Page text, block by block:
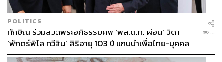
POLITICS
ทักษิณ ร่วมสวดพระอภิธรรมศพ ‘พล.ต.ท. ผ่อน’ บิดา
‘พักตร์พิไล ทวีสิน’ สิริอายุ 103 ปี แกนนำเพื่อไทย-บุคคล
หลากวงการร่วมอาลัย
...